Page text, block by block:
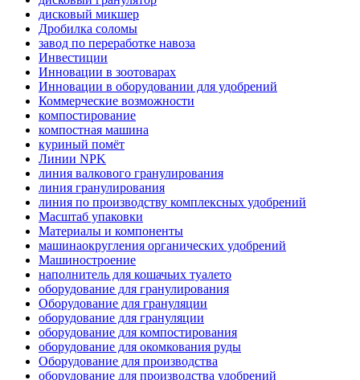
дисковый микшер
Дробилка соломы
завод по переработке навоза
Инвестиции
Инновации в зоотоварах
Инновации в оборудовании для удобрений
Коммерческие возможности
компостирование
компостная машина
куриный помёт
Линии NPK
линия валкового гранулирования
линия гранулирования
линия по производству комплексных удобрений
Масштаб упаковки
Материалы и компоненты
машинаокругления органических удобрений
Машиностроение
наполнитель для кошачьих туалето
оборудование для гранулирования
Оборудование для грануляции
оборудование для грануляции
оборудование для компостирования
оборудование для окомкования руды
Оборудование для производства
оборудование для производства удобрений